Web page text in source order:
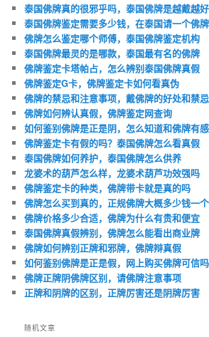
泰国佛牌真的很邪乎吗，泰国佛牌是越戴越
泰国佛牌鉴定需要多少钱，在泰国请一个佛
佛牌怎么鉴定哪个师傅，泰国佛牌鉴定机构
泰国佛牌最灵的是哪款，泰国最有名的佛牌
佛牌鉴定卡塔帕占，怎么辨别泰国佛牌真假
佛牌鉴定G卡，佛牌鉴定卡如何看真伪
佛牌的禁忌和注意事项，戴佛牌的好处和禁忌
佛牌如何辨认真假，佛牌鉴定网查询
如何鉴别佛牌是正是阴，怎么知道和佛牌有
佛牌鉴定卡有假的吗？泰国佛牌怎么看真假
泰国佛牌如何养护，泰国佛牌怎么供养
龙婆术的葫芦怎么样，龙婆术葫芦功效强吗
佛牌鉴定卡的种类，佛牌带卡就是真的吗
佛牌怎么买到真的，正规佛牌大概多少钱一个
佛牌价格多少合适，佛牌为什么有贵和便宜
泰国佛牌真假辨别，佛牌怎么能看出商业牌
佛牌如何辨别正牌和邪牌，佛牌辩真假
如何鉴别佛牌是正是假，网上购买佛牌可信吗
佛牌正牌阴佛牌区别，请佛牌注意事项
正牌和阴牌的区别，正牌厉害还是阴牌厉害
随机文章